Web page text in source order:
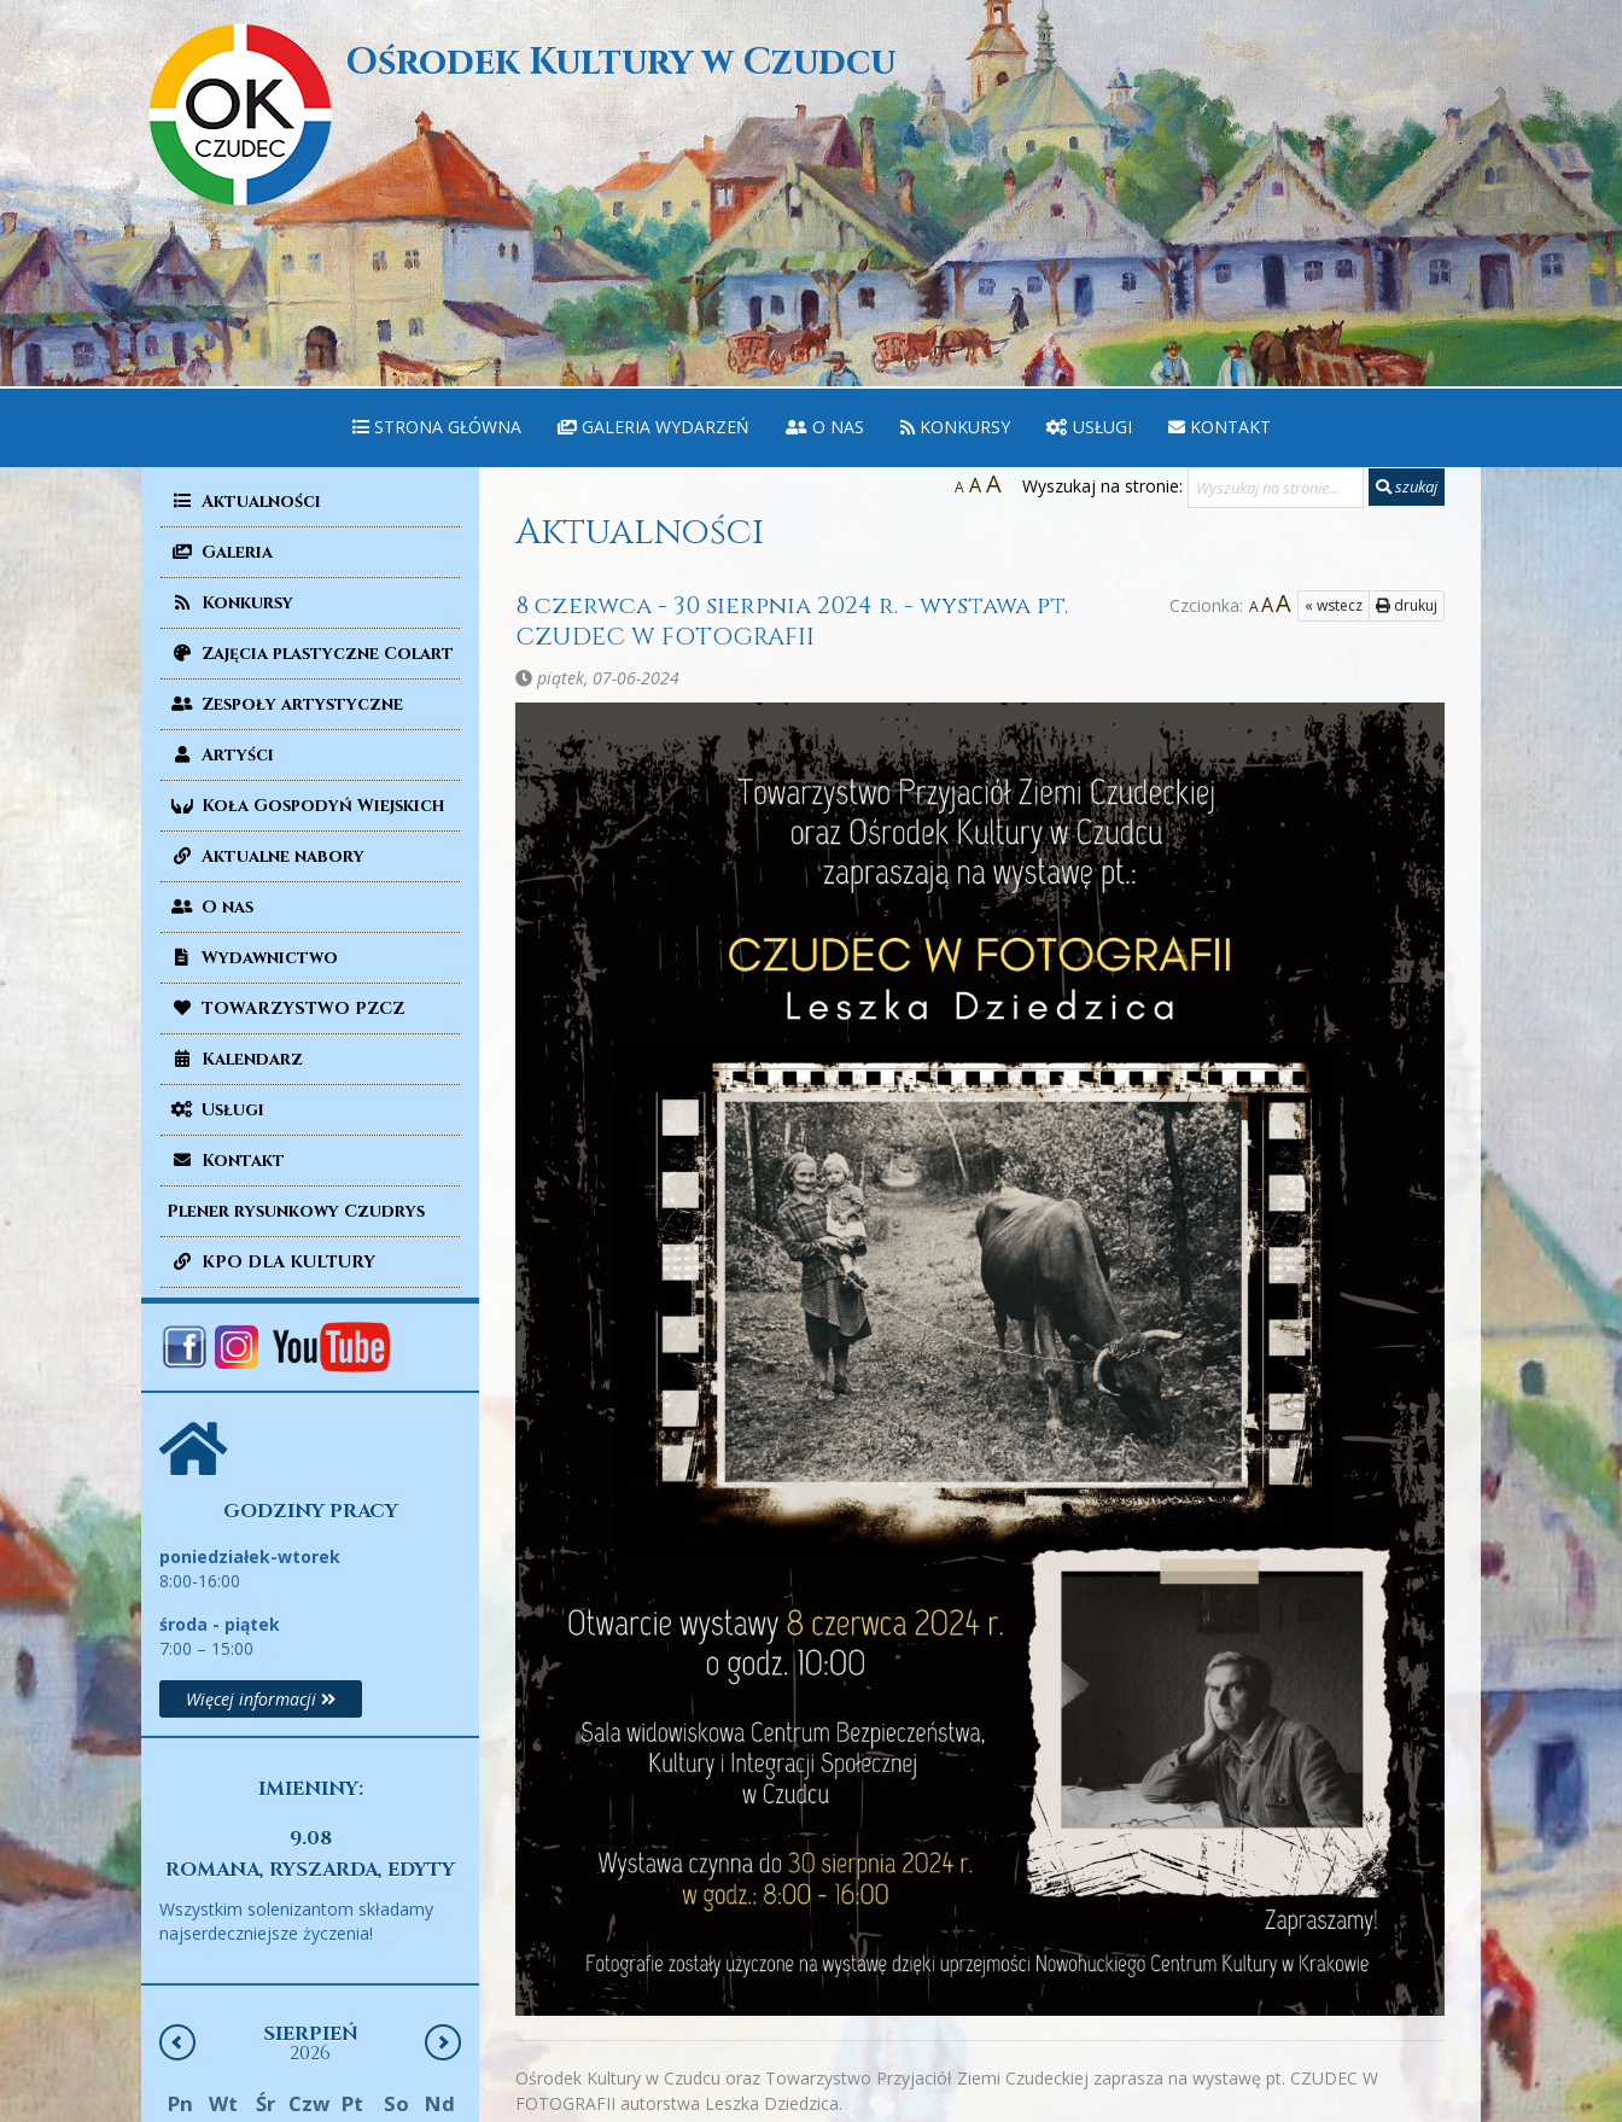
Ośrodek Kultury w Czudcu
STRONA GŁÓWNA GALERIA WYDARZEŃ O NAS KONKURSY USŁUGI KONTAKT
Aktualności
Galeria
Konkursy
Zajęcia plastyczne Colart
Zespoły artystyczne
Artyści
Koła Gospodyń Wiejskich
Aktualne nabory
O nas
Wydawnictwo
TOWARZYSTWO PZCZ
Kalendarz
Usługi
Kontakt
Plener rysunkowy Czudrys
KPO DLA KULTURY
GODZINY PRACY
poniedziałek-wtorek
8:00-16:00
środa - piątek
7:00 – 15:00
Więcej informacji
IMIENINY:
9.08
ROMANA, RYSZARDA, EDYTY
Wszystkim solenizantom składamy
najserdeczniejsze życzenia!
SIERPIEŃ
2026
Pn Wt Śr Czw Pt So Nd
A AA Wyszukaj na stronie: szukaj
Aktualności
Czcionka: AAA « wstecz drukuj
8 czerwca - 30 sierpnia 2024 r. - wystawa pt.
CZUDEC W FOTOGRAFII
piątek, 07-06-2024
Ośrodek Kultury w Czudcu oraz Towarzystwo Przyjaciół Ziemi Czudeckiej zaprasza na wystawę pt. CZUDEC W
FOTOGRAFII autorstwa Leszka Dziedzica.